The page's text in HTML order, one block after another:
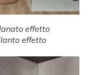
effetto
effetto